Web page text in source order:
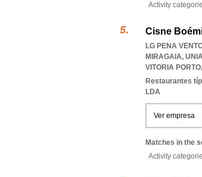
Activity
Cisne
LG PENA
MIRAGAIA,
VITORIA PORTO,
Restaurantes
LDA
Ver empresa
Matches in the
Activity